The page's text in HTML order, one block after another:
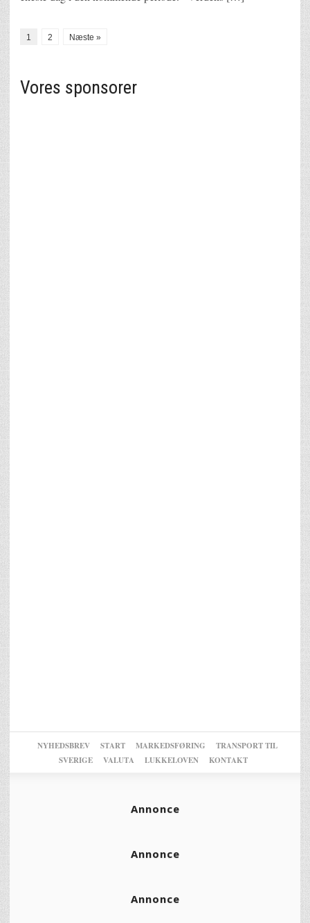
1 2 Næste »
Vores sponsorer
NYHEDSBREV START MARKEDSFØRING
TRANSPORT TIL
SVERIGE
VALUTA LUKKELOVEN KONTAKT
Annonce
Annonce
Annonce